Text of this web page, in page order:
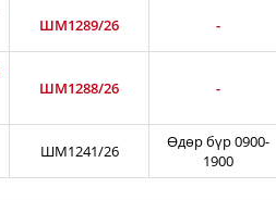
ШМ1289/26 -
ШМ1288/26 -
ШМ1241/26
Өдөр бүр 0900-
1900